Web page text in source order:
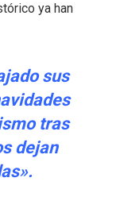
ya han
sus
tras
dejan